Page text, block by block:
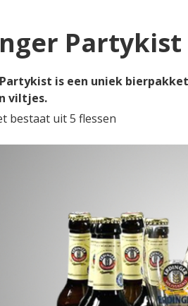
Partykist
is een uniek
viltjes.
bestaat uit 5 flessen